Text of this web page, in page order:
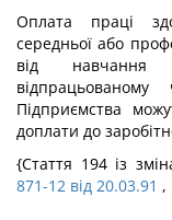
Оплата праці
середньої або
від навчання
Підприємства
доплати до
{Стаття 194 із
871-12 від 20.03.91 ,